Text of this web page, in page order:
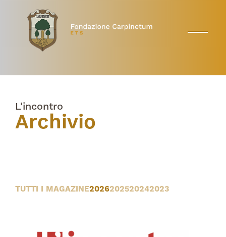
L'incontro
Archivio
TUTTI I MAGAZINE2026202520242023